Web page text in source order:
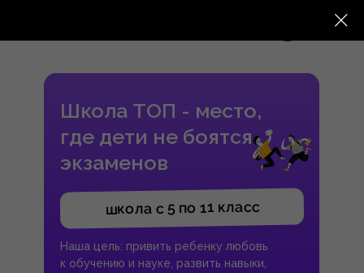
Наша цель: привить ребенку любовь
к обучению и науке, развить навыки,
Школа ТОП - место,
где дети не боятся
экзаменов
школа с 5 по 11 класс